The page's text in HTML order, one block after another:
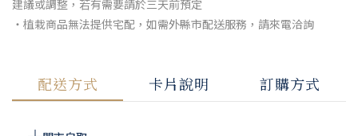
建議或調整，若有需要請於三天前預定
・植栽商品無法提供宅配，如需外縣市配送服務，請來電洽詢
配送方式 卡片說明 訂購方式